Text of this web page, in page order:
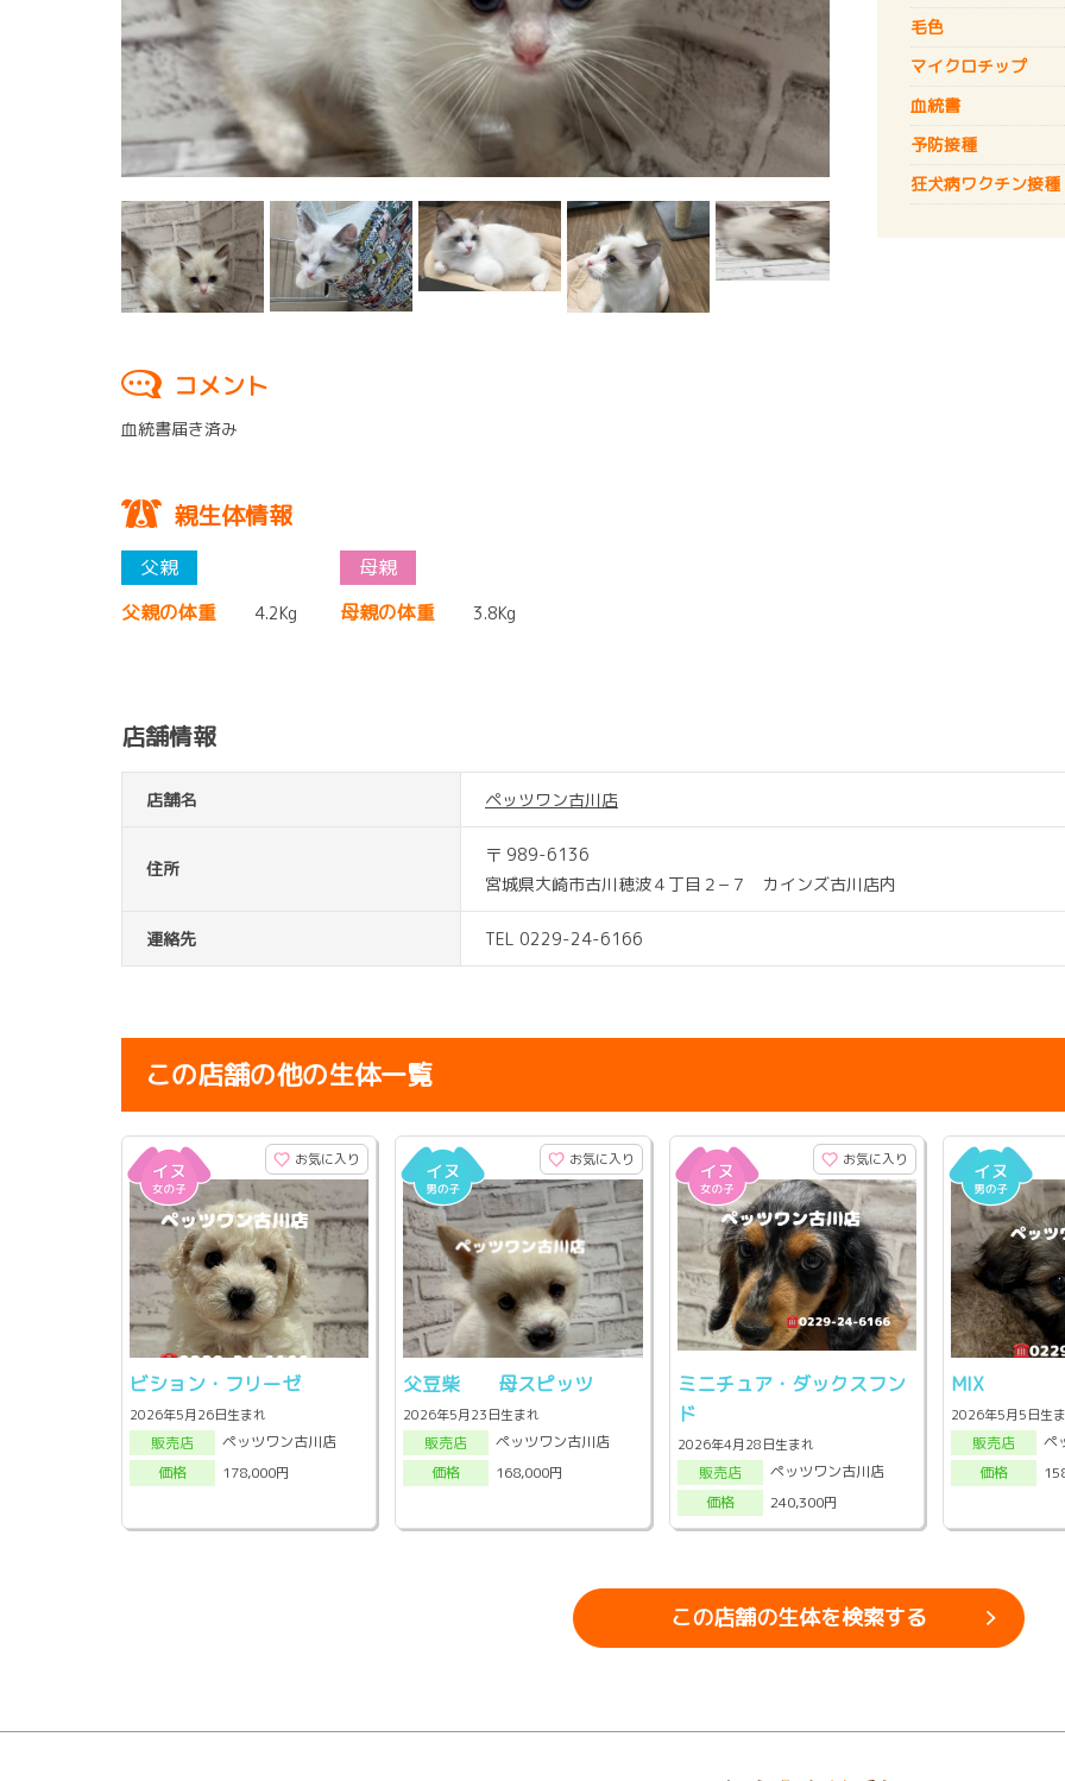
毛色
マイクロチップ
血統書
予防接種
狂犬病ワクチン接種
コメント
血統書届き済み
親生体情報
父親の体重 4.2Kg 母親の体重 3.8Kg
店舗情報
店舗名 ペッツワン古川店
住所
〒 989-6136
宮城県大崎市古川穂波４丁目２−７ カインズ古川店内
連絡先 TEL 0229-24-6166
この店舗の他の生体一覧
お気に入り
ビション・フリーゼ
2026年5月26日生まれ
販売店
ペッツワン古川店
価格
178,000円
お気に入り
父豆柴 母スピッツ
2026年5月23日生まれ
販売店
ペッツワン古川店
価格
168,000円
お気に入り
ミニチュア・ダックスフン
ド
2026年4月28日生まれ
販売店
ペッツワン古川店
価格
240,300円
MIX
2026年5月5日生
販売店
ペ
価格
この店舗の生体を検索する